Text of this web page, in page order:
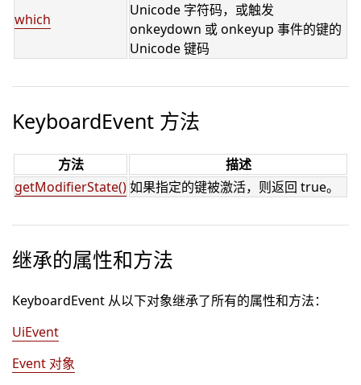
which
Unicode 字符码，或触发
onkeydown 或 onkeyup 事件的键的
Unicode 键码
KeyboardEvent 方法
方法
描述
getModifierState()如果指定的键被激活，则返回 true。
继承的属性和方法
KeyboardEvent 从以下对象继承了所有的属性和方法：
UiEvent
Event 对象